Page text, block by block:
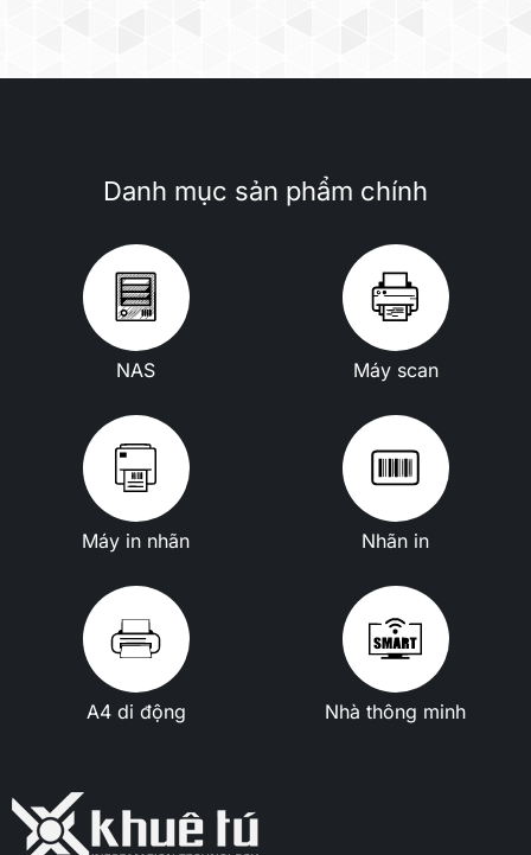
Danh mục sản phẩm chính
NAS Máy scan
Máy in nhãn Nhãn in
A4 di động Nhà thông minh